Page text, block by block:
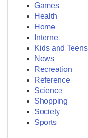
Games
Health
Home
Internet
Kids and Teens
News
Recreation
Reference
Science
Shopping
Society
Sports